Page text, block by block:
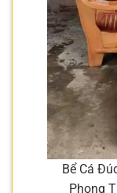
Bể Cá
Phong